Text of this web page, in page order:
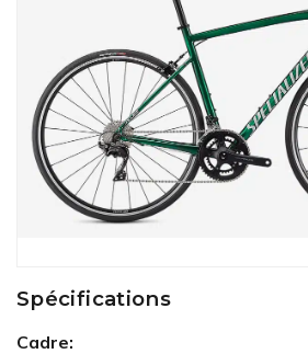
Spécifications
Cadre: